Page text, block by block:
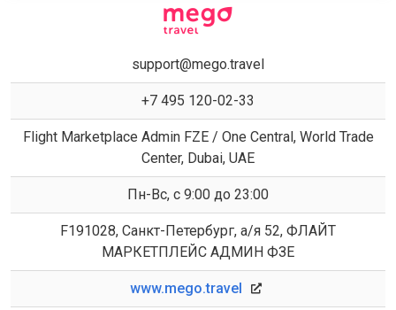
support@mego.travel
+7 495 120-02-33
Flight Marketplace Admin FZE / One Central, World Trade
Center, Dubai, UAE
Пн-Вс, с 9:00 до 23:00
F191028, Санкт-Петербург, а/я 52, ФЛАЙТ
МАРКЕТПЛЕЙС АДМИН ФЗЕ
www.mego.travel